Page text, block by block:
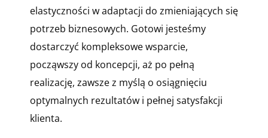
elastyczności w adaptacji do zmieniających się
potrzeb biznesowych. Gotowi jesteśmy
dostarczyć kompleksowe wsparcie,
począwszy od koncepcji, aż po pełną
realizację, zawsze z myślą o osiągnięciu
optymalnych rezultatów i pełnej satysfakcji
klienta.